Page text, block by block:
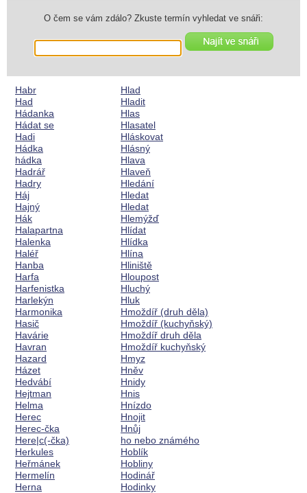
O čem se vám zdálo? Zkuste termín vyhledat ve snáři:
Habr
Had
Hádanka
Hádat se
Hadi
Hádka
hádka
Hadrář
Hadry
Háj
Hajný
Hák
Halapartna
Halenka
Haléř
Hanba
Harfa
Harfenistka
Harlekýn
Harmonika
Hasič
Havárie
Havran
Hazard
Házet
Hedvábí
Hejtman
Helma
Herec
Herec-čka
Here|c(-čka)
Herkules
Heřmánek
Hermelín
Herna
Hlad
Hladit
Hlas
Hlasatel
Hláskovat
Hlásný
Hlava
Hlaveň
Hledání
Hledat
Hledat
Hlemýžď
Hlídat
Hlídka
Hlína
Hliniště
Hloupost
Hluchý
Hluk
Hmoždíř (druh děla)
Hmoždíř (kuchyňský)
Hmoždíř druh děla
Hmoždíř kuchyňský
Hmyz
Hněv
Hnidy
Hnis
Hnízdo
Hnojit
Hnůj
ho nebo známého
Hoblík
Hobliny
Hodinář
Hodinky